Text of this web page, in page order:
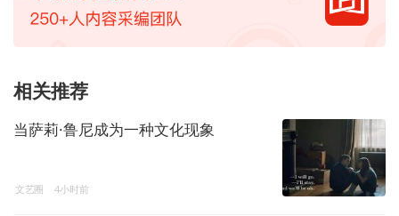
相关推荐
当萨莉·鲁尼成为一种文化现象
文艺圈 4小时前